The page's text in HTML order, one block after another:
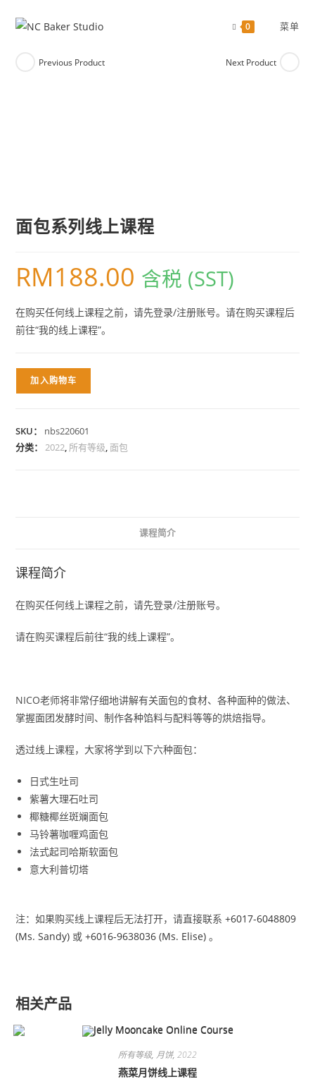
0 菜单
Previous Product Next Product
面包系列线上课程
RM188.00 含税 (SST)
在购买任何线上课程之前，请先登录/注册账号。请在购买课程后
前往“我的线上课程”。
Bread
Series
Course
数
加入购物车
SKU： nbs220601
分类：2022, 所有等级, 面包
课程简介
课程简介
在购买任何线上课程之前，请先登录/注册账号。
请在购买课程后前往“我的线上课程”。
NICO老师将非常仔细地讲解有关面包的食材、各种面种的做法、
掌握面团发酵时间、制作各种馅料与配料等等的烘焙指导。
透过线上课程，大家将学到以下六种面包：
日式生吐司
紫薯大理石吐司
椰糖椰丝斑斓面包
马铃薯咖喱鸡面包
法式起司哈斯软面包
意大利普切塔
注：如果购买线上课程后无法打开，请直接联系+6017-6048809
(Ms. Sandy) 或+6016-9638036 (Ms. Elise) 。
相关产品
所有等级, 月饼, 2022
燕菜月饼线上课程